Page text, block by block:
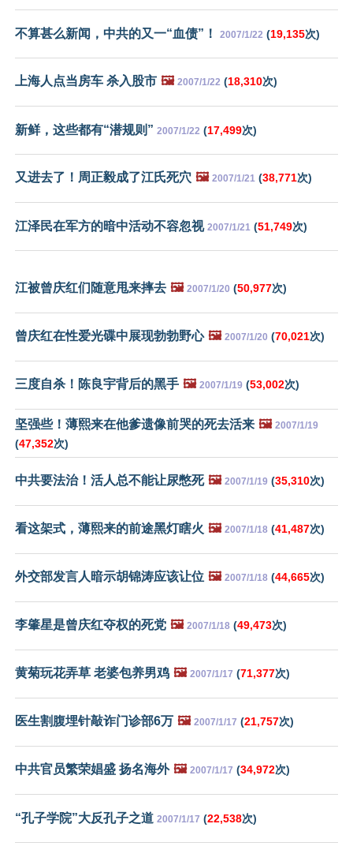
不算甚么新闻，中共的又一“血债”！ 2007/1/22 (19,135次)
上海人点当房车 杀入股市 🖼️ 2007/1/22 (18,310次)
新鲜，这些都有“潜规则” 2007/1/22 (17,499次)
又进去了！周正毅成了江氏死穴 🖼️ 2007/1/21 (38,771次)
江泽民在军方的暗中活动不容忽视 2007/1/21 (51,749次)
江被曾庆红们随意甩来摔去 🖼️ 2007/1/20 (50,977次)
曾庆红在性爱光碟中展现勃勃野心 🖼️ 2007/1/20 (70,021次)
三度自杀！陈良宇背后的黑手 🖼️ 2007/1/19 (53,002次)
坚强些！薄熙来在他爹遗像前哭的死去活来 🖼️ 2007/1/19
(47,352次)
中共要法治！活人总不能让尿憋死 🖼️ 2007/1/19 (35,310次)
看这架式，薄熙来的前途黑灯瞎火 🖼️ 2007/1/18 (41,487次)
外交部发言人暗示胡锦涛应该让位 🖼️ 2007/1/18 (44,665次)
李肇星是曾庆红夺权的死党 🖼️ 2007/1/18 (49,473次)
黄菊玩花弄草 老婆包养男鸡 🖼️ 2007/1/17 (71,377次)
医生割腹埋针敲诈门诊部6万 🖼️ 2007/1/17 (21,757次)
中共官员繁荣娼盛 扬名海外 🖼️ 2007/1/17 (34,972次)
“孔子学院”大反孔子之道 2007/1/17 (22,538次)